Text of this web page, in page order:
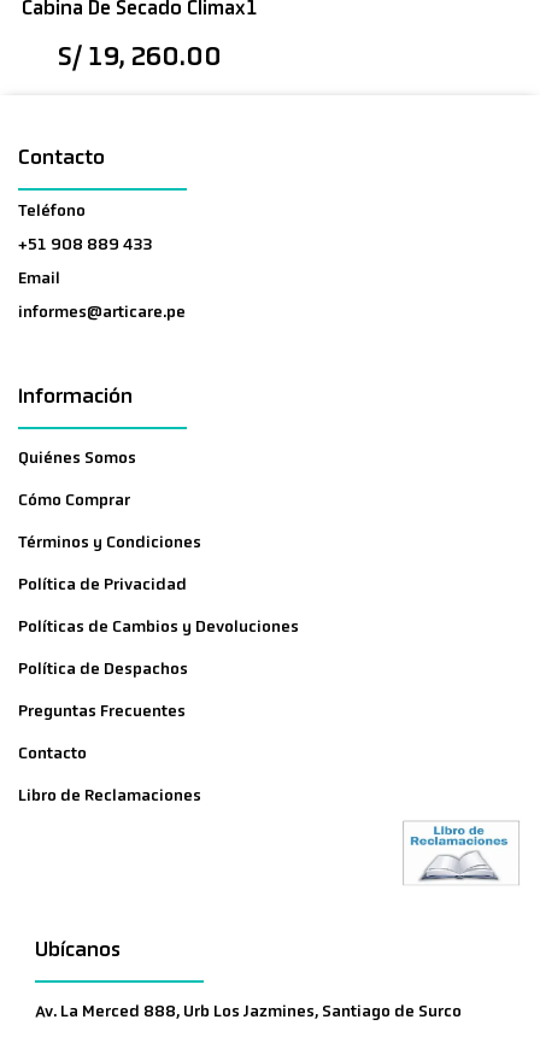
Cabina De Secado Climax1
S/ 19, 260.00
Contacto
Teléfono
+51 908 889 433
Email
informes@articare.pe
Información
Quiénes Somos
Cómo Comprar
Términos y Condiciones
Política de Privacidad
Políticas de Cambios y Devoluciones
Política de Despachos
Preguntas Frecuentes
Contacto
Libro de Reclamaciones
Ubícanos
Av. La Merced 888, Urb Los Jazmines, Santiago de Surco